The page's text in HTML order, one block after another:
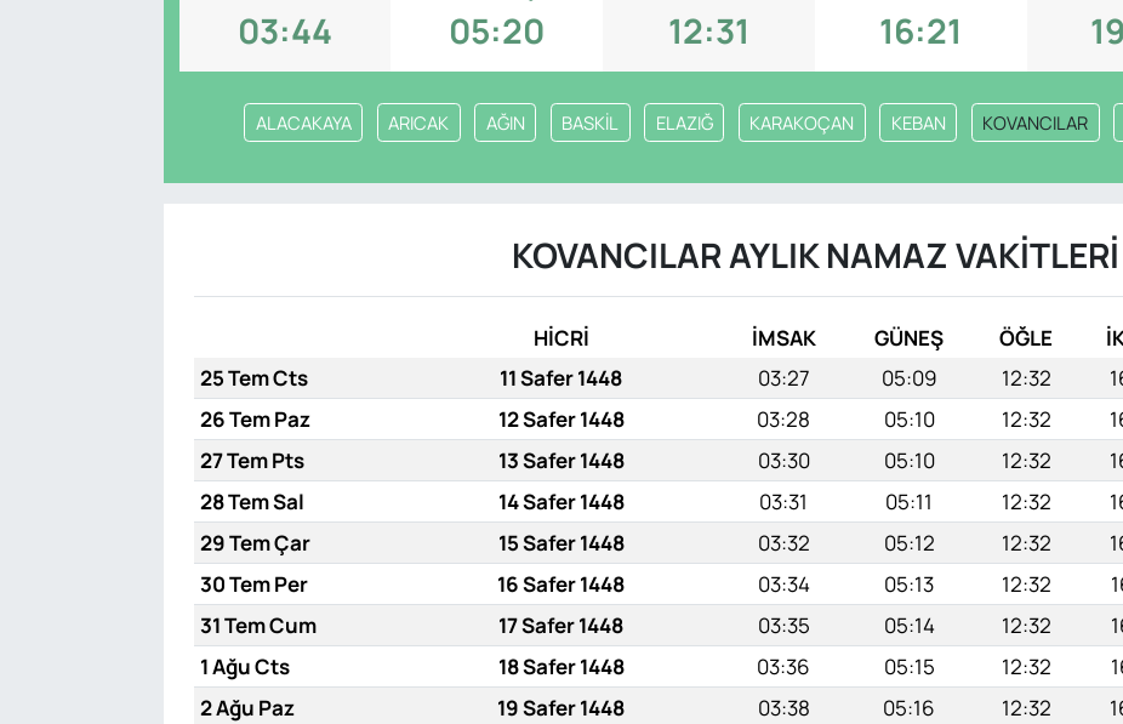
03:44 05:20 12:31 16:21
ALACAKAYA ARICAK AĞIN BASKİL ELAZIĞ KARAKOÇAN KEBAN KOVANCILAR
KOVANCILAR AYLIK NAMAZ VAKITLERI
HİCRİ İMSAK GÜNEŞ ÖĞLE
25 Tem Cts
11 Safer 1448 03:27 05:09 12:32
26 Tem Paz
12 Safer 1448 03:28 05:10 12:32
27 Tem Pts
13 Safer 1448 03:30 05:10 12:32
28 Tem Sal
14 Safer 1448 03:31 05:11 12:32
29 Tem Çar
15 Safer 1448 03:32 05:12 12:32
30 Tem Per
16 Safer 1448 03:34 05:13 12:32
31 Tem Cum
17 Safer 1448 03:35 05:14 12:32
1 Ağu Cts
18 Safer 1448 03:36 05:15 12:32
2 Ağu Paz
19 Safer 1448 03:38 05:16 12:32